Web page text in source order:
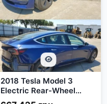
2018 Tesla Model 3
Electric Rear-Wheel
Drive